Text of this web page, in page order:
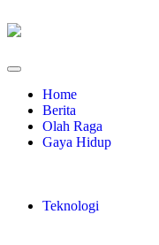
Home
Berita
Olah Raga
Gaya Hidup
Teknologi